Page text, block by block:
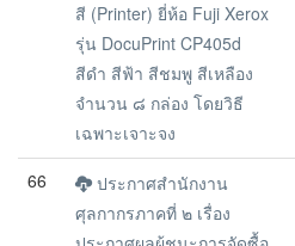
สี (Printer) ยี่ห้อ Fuji Xerox
รุ่น DocuPrint CP405d
สีดำ สีฟ้า สีชมพู สีเหลือง
จำนวน ๘ กล่อง โดยวิธี
เฉพาะเจาะจง
66
ประกาศสำนักงาน
ศุลกากรภาคที่ ๒ เรื่อง